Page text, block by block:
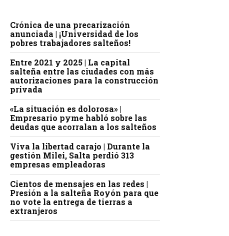
Crónica de una precarización
anunciada | ¡Universidad de los
pobres trabajadores salteños!
Entre 2021 y 2025 | La capital
salteña entre las ciudades con más
autorizaciones para la construcción
privada
«La situación es dolorosa» |
Empresario pyme habló sobre las
deudas que acorralan a los salteños
Viva la libertad carajo | Durante la
gestión Milei, Salta perdió 313
empresas empleadoras
Cientos de mensajes en las redes |
Presión a la salteña Royón para que
no vote la entrega de tierras a
extranjeros